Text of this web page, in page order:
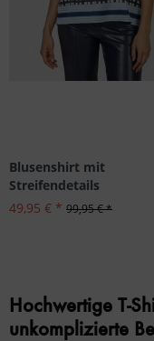
Blusenshirt mit
Streifendetails
49,95 € * 99,95 € *
Hochwertige T-
unkomplizierte
Service